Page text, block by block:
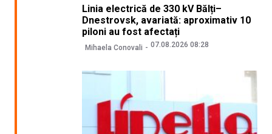
Linia electrică de 330 kV Bălți–
Dnestrovsk, avariată: aproximativ 10
piloni au fost afectați
Mihaela Conovali 07.08.2026 08:28